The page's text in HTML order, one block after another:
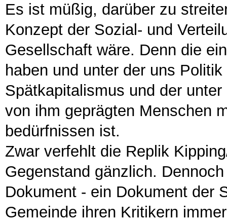
Es ist müßig, darüber zu
Konzept der Sozial- und
Gesellschaft wäre. Denn die
haben und unter der uns
Spätkapitalismus und der
von ihm geprägten Menschen
bedürfnissen ist.
Zwar verfehlt die Replik
Gegenstand gänzlich.
Dokument - ein Dokument der
Gemeinde ihren Kritikern